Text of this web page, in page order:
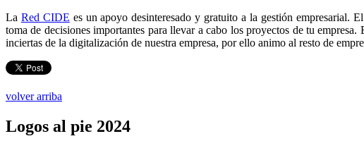
La Red CIDE es un apoyo desinteresado y gratuito a la gestión empresarial.
toma de decisiones importantes para llevar a cabo los proyectos de tu
inciertas de la digitalización de nuestra empresa, por ello animo al resto de
volver arriba
Logos al pie 2024